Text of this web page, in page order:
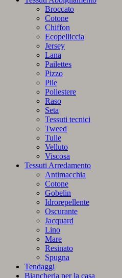
Broccato
Cotone
Chiffon
Ecopelliccia
Jersey
Lana
Pailettes
Pizzo
Pile
Poliestere
Raso
Seta
Tessuti tecnici
Tweed
Tulle
Velluto
Viscosa
Tessuti Arredamento
Antimacchia
Cotone
Gobelin
Idrorepellente
Oscurante
Jacquard
Lino
Mare
Resinato
Spugna
Tendaggi
Biancheria per la casa